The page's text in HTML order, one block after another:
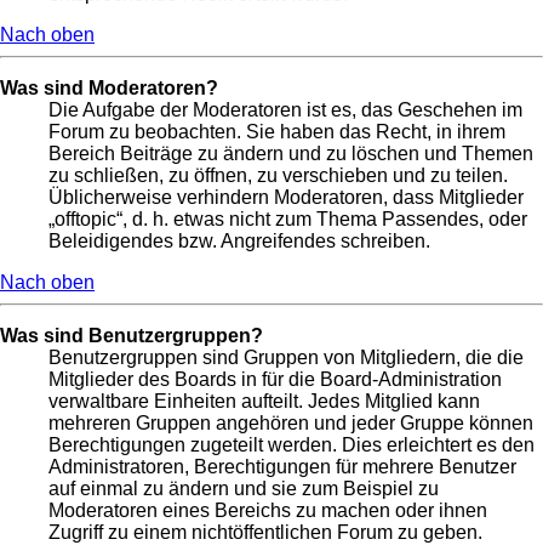
Nach oben
Was sind Moderatoren?
Die Aufgabe der Moderatoren ist es, das Geschehen im
Forum zu beobachten. Sie haben das Recht, in ihrem
Bereich Beiträge zu ändern und zu löschen und Themen
zu schließen, zu öffnen, zu verschieben und zu teilen.
Üblicherweise verhindern Moderatoren, dass Mitglieder
„offtopic“, d. h. etwas nicht zum Thema Passendes, oder
Beleidigendes bzw. Angreifendes schreiben.
Nach oben
Was sind Benutzergruppen?
Benutzergruppen sind Gruppen von Mitgliedern, die die
Mitglieder des Boards in für die Board-Administration
verwaltbare Einheiten aufteilt. Jedes Mitglied kann
mehreren Gruppen angehören und jeder Gruppe können
Berechtigungen zugeteilt werden. Dies erleichtert es den
Administratoren, Berechtigungen für mehrere Benutzer
auf einmal zu ändern und sie zum Beispiel zu
Moderatoren eines Bereichs zu machen oder ihnen
Zugriff zu einem nichtöffentlichen Forum zu geben.